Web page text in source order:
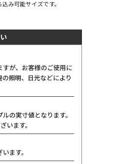
み可能サイズです。
が、お客様のご使用に
照明、日光などにより
の実寸値となります。
います。
ます。